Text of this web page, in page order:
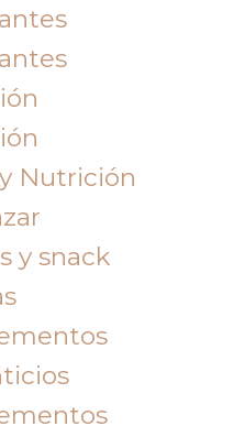
Nutrición
y snack